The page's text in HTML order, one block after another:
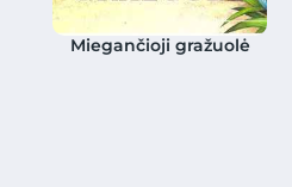
Miegančioji gražuolė